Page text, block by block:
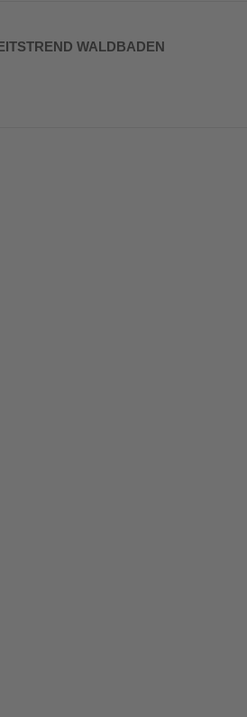
WALDBADEN